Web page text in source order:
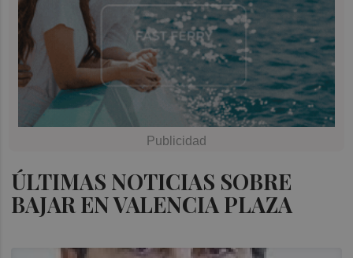
ÚLTIMAS NOTICIAS SOBRE
BAJAR EN VALENCIA PLAZA